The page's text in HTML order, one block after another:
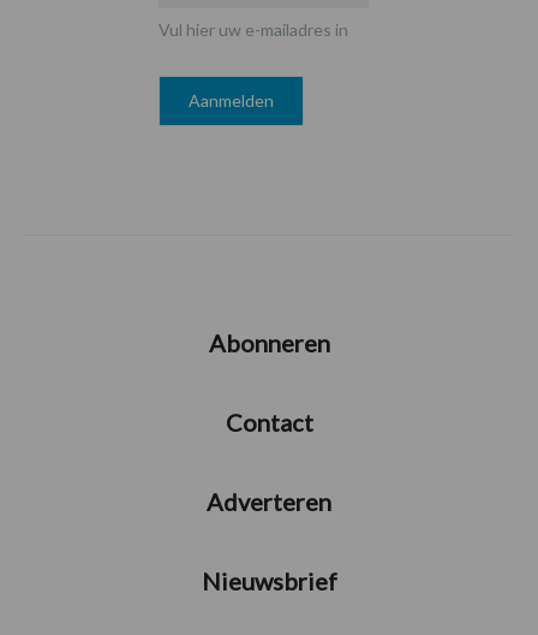
Vul hier uw e-mailadres in
Abonneren
Contact
Adverteren
Nieuwsbrief